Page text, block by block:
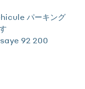
パーキング
92 200